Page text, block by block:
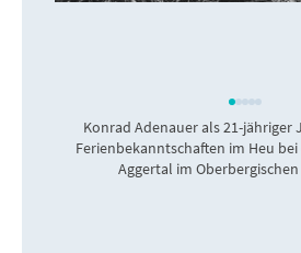
Konrad Adenauer als 21-
Ferienbekanntschaften im Heu
Aggertal im